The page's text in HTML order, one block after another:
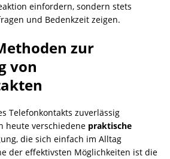
einfordern, sondern stets
und Bedenkzeit zeigen.
zur
von
Telefonkontakts zuverlässig
heute verschiedene praktische
die sich einfach im Alltag
der effektivsten Möglichkeiten ist die